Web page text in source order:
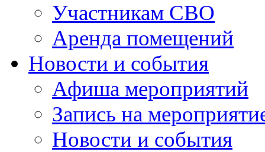
Участникам СВО
Аренда помещений
Новости и события
Афиша мероприятий
Запись на
Новости и события